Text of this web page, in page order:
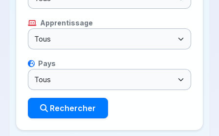
Apprentissage
Pays
Rechercher